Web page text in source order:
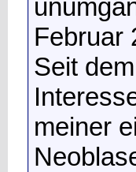
Februar
Seit
meiner